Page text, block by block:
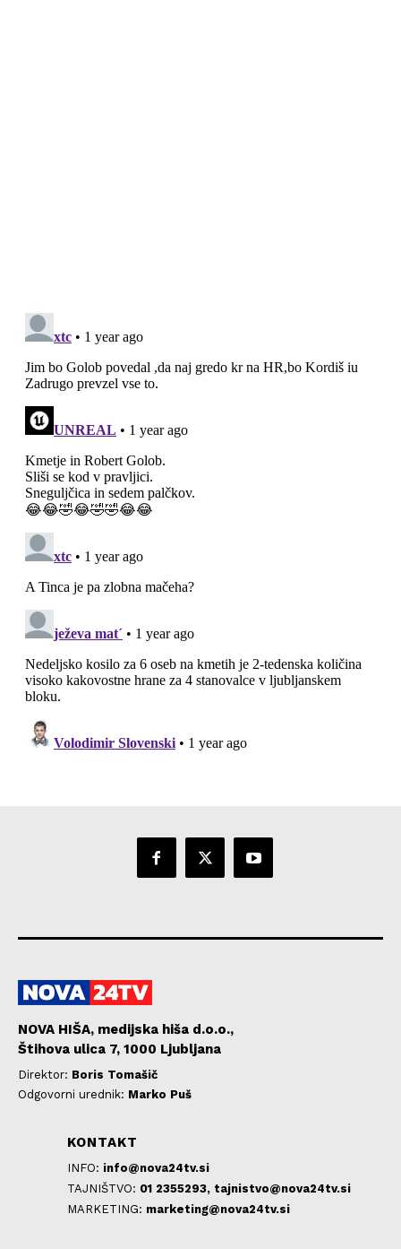
NOVA HIŠA, medijska hiša d.o.o.,
Štihova ulica 7, 1000 Ljubljana
Direktor: Boris Tomašič
Odgovorni urednik: Marko Puš
KONTAKT
INFO: info@nova24tv.si
TAJNIŠTVO: 01 2355293, tajnistvo@nova24tv.si
MARKETING: marketing@nova24tv.si